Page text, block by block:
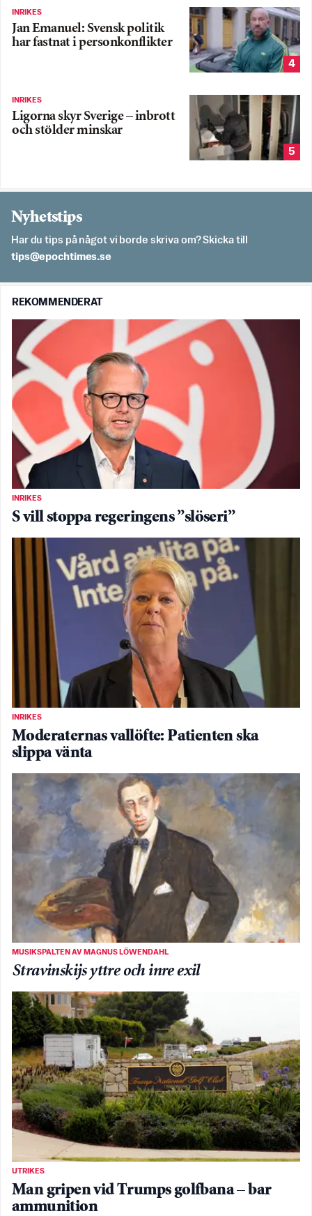
INRIKES
Jan Emanuel: Svensk politik
har fastnat i personkonflikter
4
INRIKES
Ligorna skyr Sverige – inbrott
och stölder minskar
5
Nyhetstips
Har du tips på något vi borde skriva om? Skicka till
es.semithcope@spit
REKOMMENDERAT
INRIKES
S vill stoppa regeringens ”slöseri”
INRIKES
Moderaternas vallöfte: Patienten ska
slippa vänta
MUSIKSPALTEN AV MAGNUS LÖWENDAHL
Stravinskijs yttre och inre exil
UTRIKES
Man gripen vid Trumps golfbana – bar
ammunition